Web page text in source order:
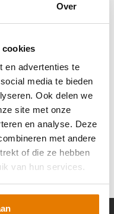
Over
cookies
en advertenties te
media te bieden
Ook delen we
site met onze
en analyse. Deze
met andere
of die ze hebben
van hun services.